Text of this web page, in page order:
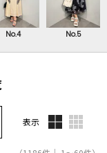
No.4 No.5
表示